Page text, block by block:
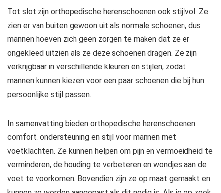
Tot slot zijn orthopedische herenschoenen ook stijlvol. Ze
zien er van buiten gewoon uit als normale schoenen, dus
mannen hoeven zich geen zorgen te maken dat ze er
ongekleed uitzien als ze deze schoenen dragen. Ze zijn
verkrijgbaar in verschillende kleuren en stijlen, zodat
mannen kunnen kiezen voor een paar schoenen die bij hun
persoonlijke stijl passen.
In samenvatting bieden orthopedische herenschoenen
comfort, ondersteuning en stijl voor mannen met
voetklachten. Ze kunnen helpen om pijn en vermoeidheid te
verminderen, de houding te verbeteren en wondjes aan de
voet te voorkomen. Bovendien zijn ze op maat gemaakt en